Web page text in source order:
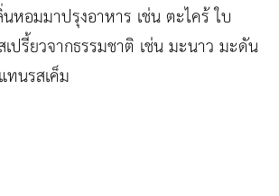
หอมมาปรุงอาหาร เช่น ตะไคร้ ใบ
ปรี้ยวจากธรรมชาติ เช่น มะนาว มะดัน
นรสเค็ม